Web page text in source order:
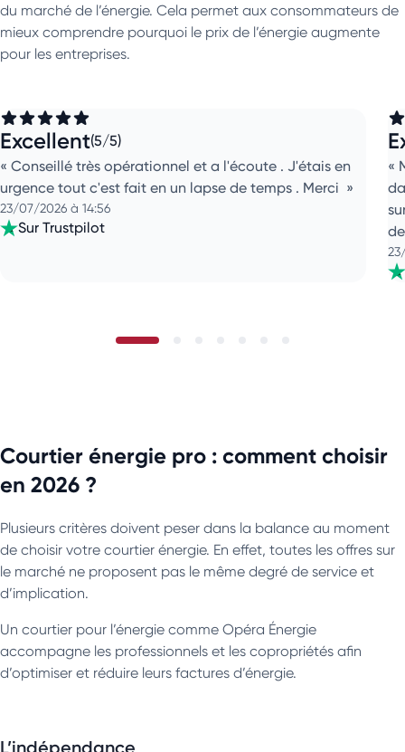
du marché de l’énergie. Cela permet aux consommateurs de
mieux comprendre pourquoi le prix de l’énergie augmente
pour les entreprises.
Excellent(5/5)
Conseillé très opérationnel et a l'écoute . J'étais en
urgence tout c'est fait en un lapse de temps . Merci
23/07/2026 à 14:56
Sur Trustpilot
Courtier énergie pro : comment choisir
en 2026 ?
Plusieurs critères doivent peser dans la balance au moment
de choisir votre courtier énergie. En effet, toutes les offres sur
le marché ne proposent pas le même degré de service et
d’implication.
Un courtier pour l’énergie comme Opéra Énergie
accompagne les professionnels et les copropriétés afin
d’optimiser et réduire leurs factures d’énergie.
L’indépendance